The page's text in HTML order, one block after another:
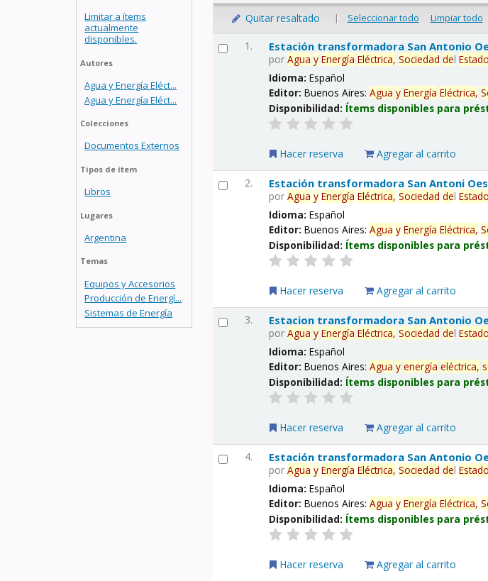
Limitar a ítems
actualmente
disponibles.
Autores
Agua y Energía Eléct...
Agua y Energía Eléct...
Colecciones
Documentos Externos
Tipos de ítem
Libros
Lugares
Argentina
Temas
Equipos y Accesorios
Producción de Energí...
Sistemas de Energía
Quitar resaltado | Seleccionar todo Limpiar todo
1. Estación transformadora San Antonio
porAgua y Energía Eléctrica, Sociedad delEstado
Idioma:Español
Editor:Buenos Aires:Agua y Energía Eléctrica,
Disponibilidad: Ítems disponibles para
Hacer reserva Agregar al carrito
2. Estación transformadora San Antoni
porAgua y Energía Eléctrica, Sociedad delEstado
Idioma:Español
Editor:Buenos Aires:Agua y Energía Eléctrica,
Disponibilidad: Ítems disponibles para
Hacer reserva Agregar al carrito
3. Estacion transformadora San Antonio
porAgua y Energía Eléctrica, Sociedad delEstado
Idioma:Español
Editor:Buenos Aires:Agua y energía eléctrica,
Disponibilidad: Ítems disponibles para
Hacer reserva Agregar al carrito
4. Estación transformadora San Antonio
porAgua y Energía Eléctrica, Sociedad delEstado
Idioma:Español
Editor:Buenos Aires:Agua y Energía Eléctrica,
Disponibilidad: Ítems disponibles para
Hacer reserva Agregar al carrito